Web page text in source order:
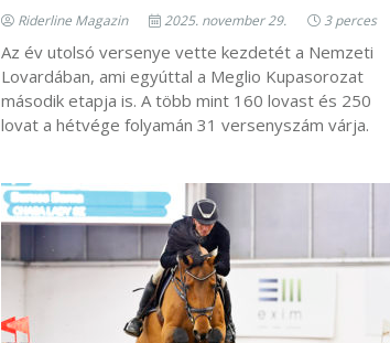
Riderline Magazin 2025. november 29. 3 perces
Az év utolsó versenye vette kezdetét a Nemzeti
Lovardában, ami egyúttal a Meglio Kupasorozat
második etapja is. A több mint 160 lovast és 250
lovat a hétvége folyamán 31 versenyszám várja.